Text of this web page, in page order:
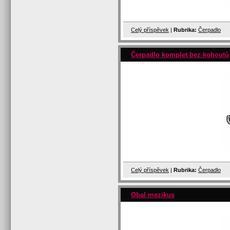
Celý příspěvek | Rubrika: Čerpadlo
Čerpadlo komplet bez kohoutů
Celý příspěvek | Rubrika: Čerpadlo
Obal mezikus